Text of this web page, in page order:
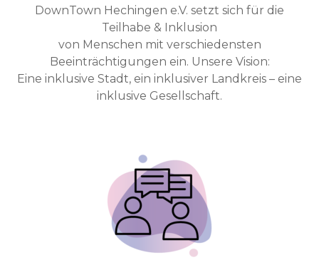
DownTown Hechingen e.V. setzt sich für die
Teilhabe & Inklusion
von Menschen mit verschiedensten
Beeinträchtigungen ein. Unsere Vision:
Eine inklusive Stadt, ein inklusiver Landkreis – eine
inklusive Gesellschaft.